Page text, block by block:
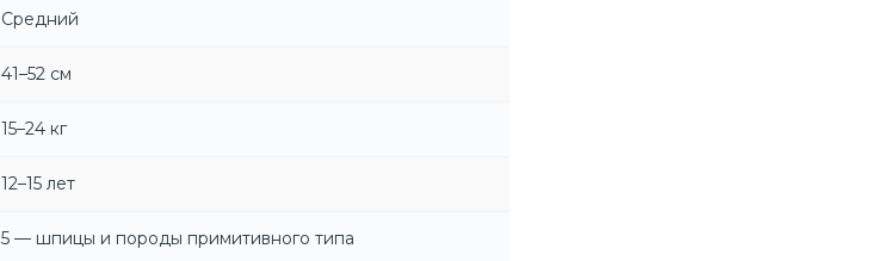
Средний
41–52 см
15–24 кг
12–15 лет
5 — шпицы и породы примитивного типа